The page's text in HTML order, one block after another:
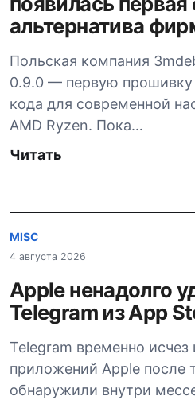
альтернатива
Польская компания
0.9.0 — первую прошивку
кода для современной
AMD Ryzen. Пока…
Читать
MISC
4 августа 2026
Apple ненадолго
Telegram из App
Telegram временно исчез
приложений Apple после
обнаружили внутри